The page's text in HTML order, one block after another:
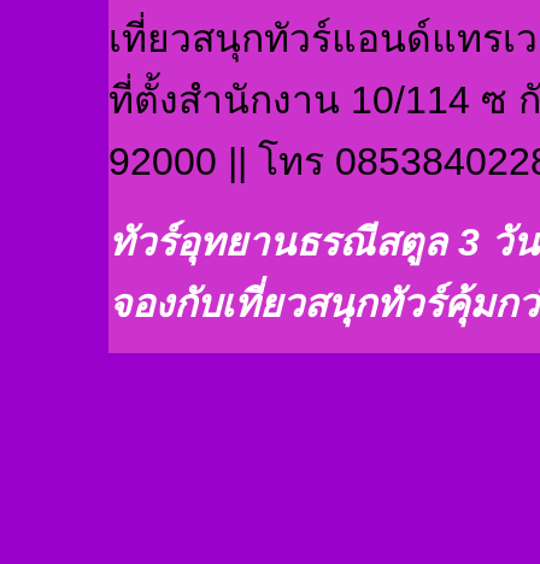
เที่ยวสนุกทัวร์แอนด์แทรเ
ที่ตั้งสำนักงาน 10/114 ซ
92000 || โทร
ทัวร์อุทยานธรณีสตูล 3 วั
จองกับเที่ยวสนุกทัวร์คุ้มก